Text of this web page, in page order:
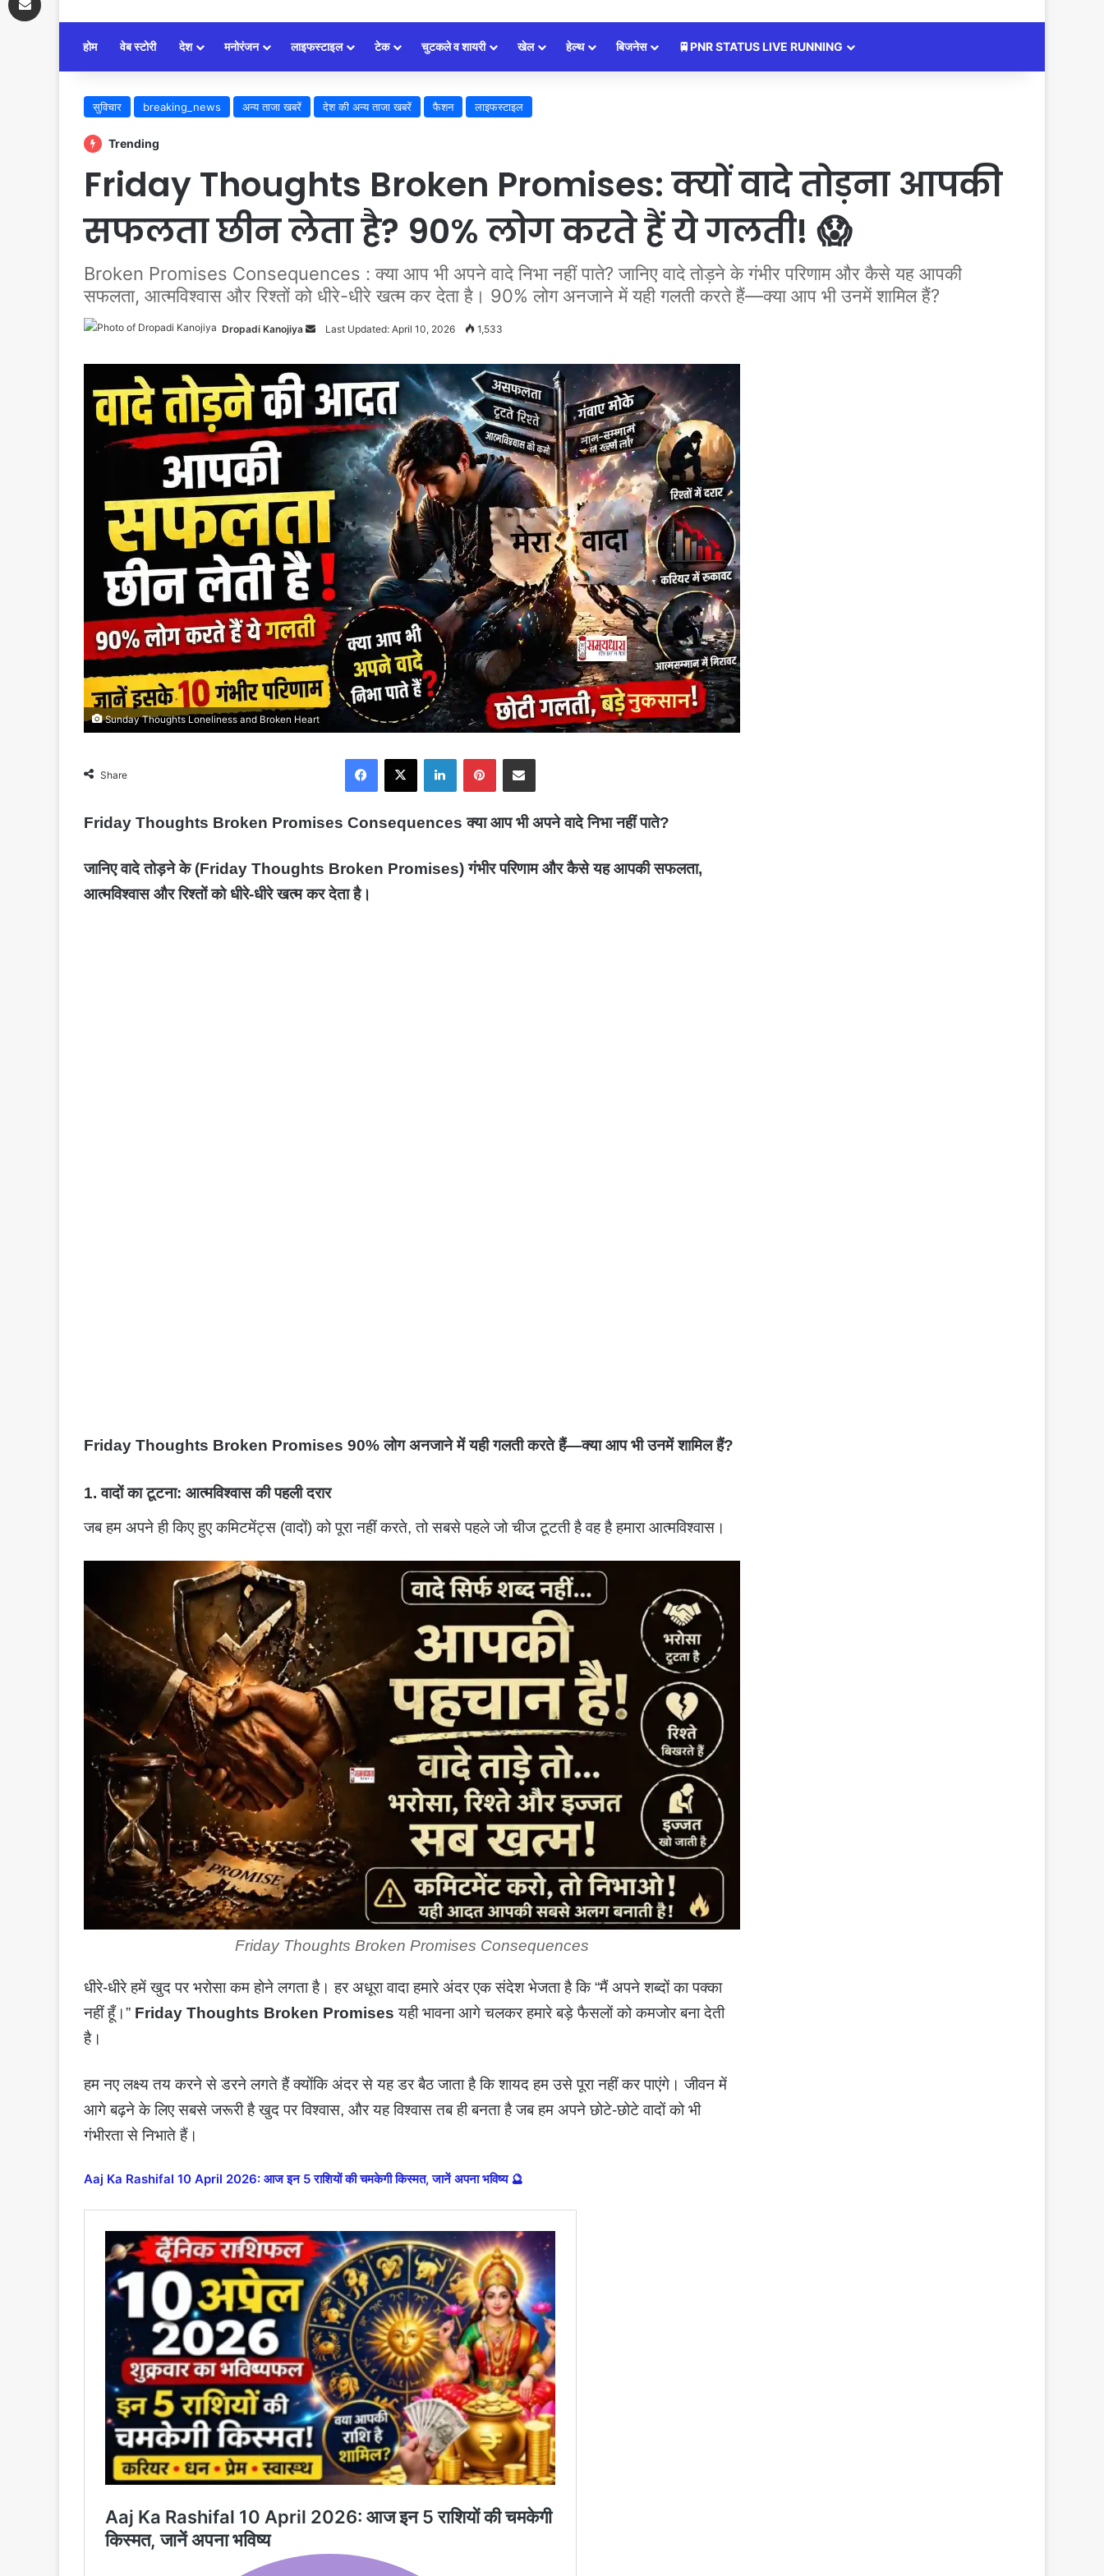
होम वेब स्टोरी देश मनोरंजन लाइफस्टाइल टेक चुटकले व शायरी खेल हेल्थ बिजनेस 🚆PNR STATUS LIVE RUNNING
सुविचार breaking_news अन्य ताजा खबरें देश की अन्य ताजा खबरें फैशन लाइफस्टाइल
Trending
Friday Thoughts Broken Promises: क्यों वादे तोड़ना आपकी
सफलता छीन लेता है? 90% लोग करते हैं ये गलती! 😱
Broken Promises Consequences : क्या आप भी अपने वादे निभा नहीं पाते? जानिए वादे तोड़ने के गंभीर परिणाम और कैसे यह आपकी
सफलता, आत्मविश्वास और रिश्तों को धीरे-धीरे खत्म कर देता है। 90% लोग अनजाने में यही गलती करते हैं—क्या आप भी उनमें शामिल हैं?
Dropadi Kanojiya
Send
Last Updated: April 10, 2026 1,533
Sunday Thoughts Loneliness and Broken Heart
Share
Facebook X LinkedIn Pinterest Share via Email
Friday Thoughts Broken Promises Consequences क्या आप भी अपने वादे निभा नहीं पाते?
जानिए वादे तोड़ने के (Friday Thoughts Broken Promises) गंभीर परिणाम और कैसे यह आपकी सफलता,
आत्मविश्वास और रिश्तों को धीरे-धीरे खत्म कर देता है।
Friday Thoughts Broken Promises 90% लोग अनजाने में यही गलती करते हैं—क्या आप भी उनमें शामिल हैं?
1. वादों का टूटना: आत्मविश्वास की पहली दरार
जब हम अपने ही किए हुए कमिटमेंट्स (वादों) को पूरा नहीं करते, तो सबसे पहले जो चीज टूटती है वह है हमारा आत्मविश्वास।
Friday Thoughts Broken Promises Consequences
धीरे-धीरे हमें खुद पर भरोसा कम होने लगता है। हर अधूरा वादा हमारे अंदर एक संदेश भेजता है कि “मैं अपने शब्दों का पक्का
नहीं हूँ।” Friday Thoughts Broken Promisesयही भावना आगे चलकर हमारे बड़े फैसलों को कमजोर बना देती
है।
हम नए लक्ष्य तय करने से डरने लगते हैं क्योंकि अंदर से यह डर बैठ जाता है कि शायद हम उसे पूरा नहीं कर पाएंगे। जीवन में
आगे बढ़ने के लिए सबसे जरूरी है खुद पर विश्वास, और यह विश्वास तब ही बनता है जब हम अपने छोटे-छोटे वादों को भी
गंभीरता से निभाते हैं।
Aaj Ka Rashifal 10 April 2026: आज इन 5 राशियों की चमकेगी किस्मत, जानें अपना भविष्य 🔮